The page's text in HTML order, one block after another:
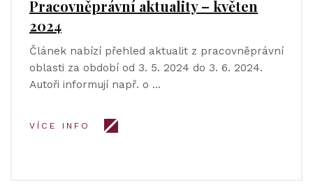
Pracovněprávní aktuality – květen
2024
Článek nabízí přehled aktualit z pracovněprávní
oblasti za období od 3. 5. 2024 do 3. 6. 2024.
Autoři informují např. o …
VÍCE INFO